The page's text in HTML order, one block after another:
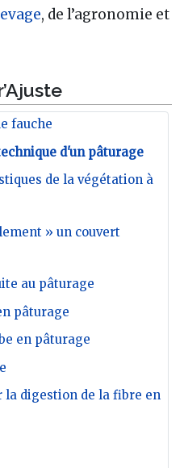
, de l’agronomie et
fauche
d'un pâturage
de la végétation à
» un couvert
au pâturage
pâturage
en pâturage
la digestion de la fibre en